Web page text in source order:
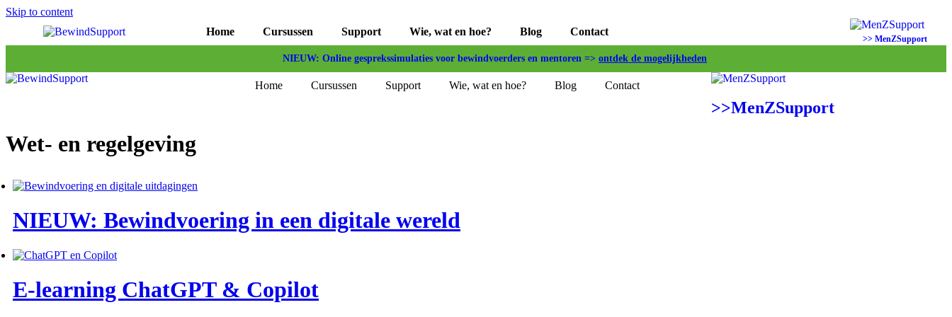
Skip to content
Home
Cursussen Support Wie, wat en hoe? Blog Contact
>> MenZSupport
NIEUW: Online gesprekssimulaties voor bewindvoerders en mentoren => ontdek de mogelijkheden
Home Cursussen Support Wie, wat en hoe? Blog Contact
>>MenZSupport
Wet- en regelgeving
NIEUW: Bewindvoering in een digitale wereld
E-learning ChatGPT & Copilot